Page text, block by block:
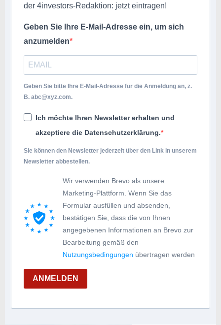
der 4investors-Redaktion: jetzt eintragen!
Geben Sie Ihre E-Mail-Adresse ein, um sich
anzumelden
Geben Sie bitte Ihre E-Mail-Adresse für die Anmeldung an, z.
B. abc@xyz.com.
Ich möchte Ihren Newsletter erhalten und
akzeptiere die Datenschutzerklärung.
Sie können den Newsletter jederzeit über den Link in unserem
Newsletter abbestellen.
Wir verwenden Brevo als unsere
Marketing-Plattform. Wenn Sie das
Formular ausfüllen und absenden,
bestätigen Sie, dass die von Ihnen
angegebenen Informationen an Brevo zur
Bearbeitung gemäß den
Nutzungsbedingungen übertragen werden
ANMELDEN